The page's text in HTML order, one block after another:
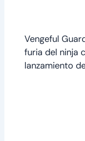
​​Vengeful
furia del ninja
lanzamiento